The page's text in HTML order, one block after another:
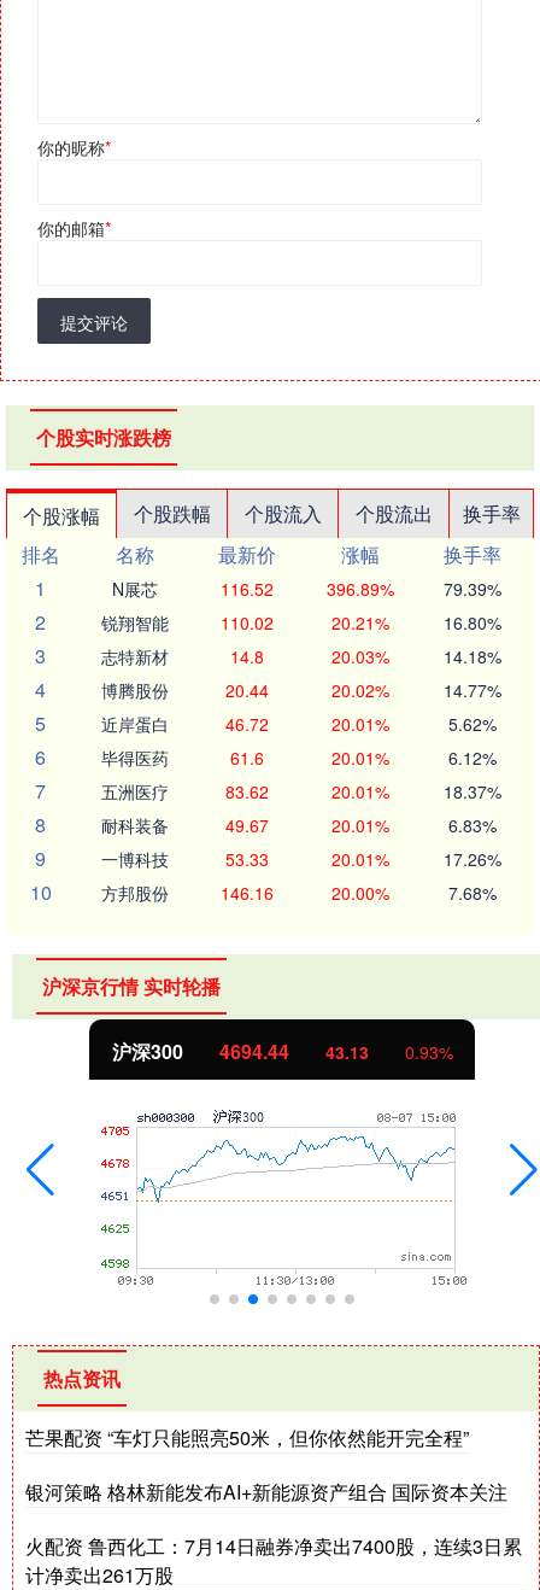
你的昵称*
你的邮箱*
提交评论
个股实时涨跌榜
个股涨幅 个股跌幅 个股流入 个股流出
换手率
排名
名称 最新价 涨幅
换手率
1
N展芯 116.52 396.89% 79.39%
2 锐翔智能 110.02 20.21% 16.80%
3 志特新材 14.8 20.03% 14.18%
4 博腾股份 20.44 20.02% 14.77%
5 近岸蛋白 46.72 20.01% 5.62%
6 毕得医药 61.6 20.01% 6.12%
7 五洲医疗 83.62 20.01% 18.37%
8 耐科装备 49.67 20.01% 6.83%
9 一博科技 53.33 20.01% 17.26%
10 方邦股份 146.16 20.00% 7.68%
沪深京行情 实时轮播
沪深300 4694.44 43.13 0.93%
热点资讯
芒果配资 “车灯只能照亮50米，但你依然能开完全程”
银河策略 格林新能发布AI+新能源资产组合 国际资本关注
火配资 鲁西化工：7月14日融券净卖出7400股，连续3日累
计净卖出261万股